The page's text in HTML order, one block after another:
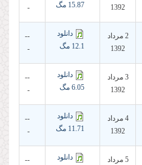
1392
15.87 مگ
-
2 مرداد
1392
دانلود
12.1 مگ
--
-
3 مرداد
1392
دانلود
6.05 مگ
--
-
4 مرداد
1392
دانلود
11.71 مگ
--
-
5 مرداد
دانلود
--